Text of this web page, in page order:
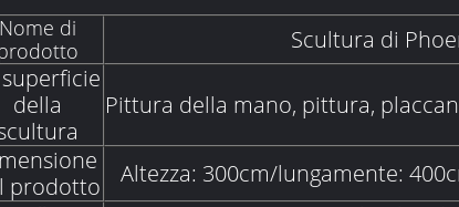
Nome di
Scultura di
superficie
della
Pittura della mano, pittura,
prodotto
Altezza: 300cm/lungamente: